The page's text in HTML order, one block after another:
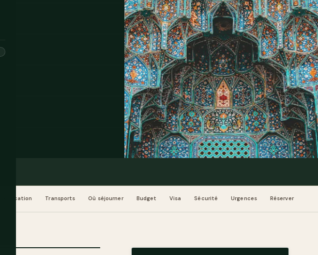
Planification Transports Où séjourner Budget Visa Sécurité Urgences Réserver